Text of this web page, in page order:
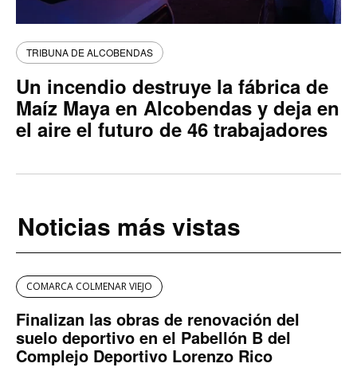
TRIBUNA DE ALCOBENDAS
Un incendio destruye la fábrica de
Maíz Maya en Alcobendas y deja en
el aire el futuro de 46 trabajadores
Noticias más vistas
COMARCA COLMENAR VIEJO
Finalizan las obras de renovación del
suelo deportivo en el Pabellón B del
Complejo Deportivo Lorenzo Rico